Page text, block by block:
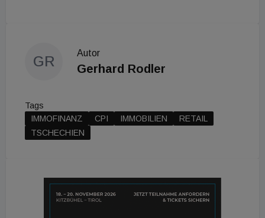
GR
Autor
Gerhard Rodler
Tags
IMMOFINANZ
CPI IMMOBILIEN
RETAIL
TSCHECHIEN